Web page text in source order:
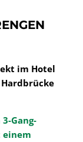
im Hotel
Gang-